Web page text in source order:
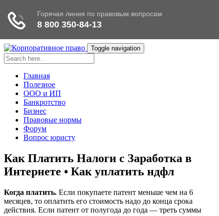
Toggle navigation
Главная
Полезное
ООО и ИП
Банкротство
Бизнес
Правовые нормы
Форум
Вопрос юристу
Как Платить Налоги с Заработка в
Интернете • Как уплатить ндфл
Когда платить. Если покупаете патент меньше чем на 6
месяцев, то оплатить его стоимость надо до конца срока
действия. Если патент от полугода до года — треть суммы